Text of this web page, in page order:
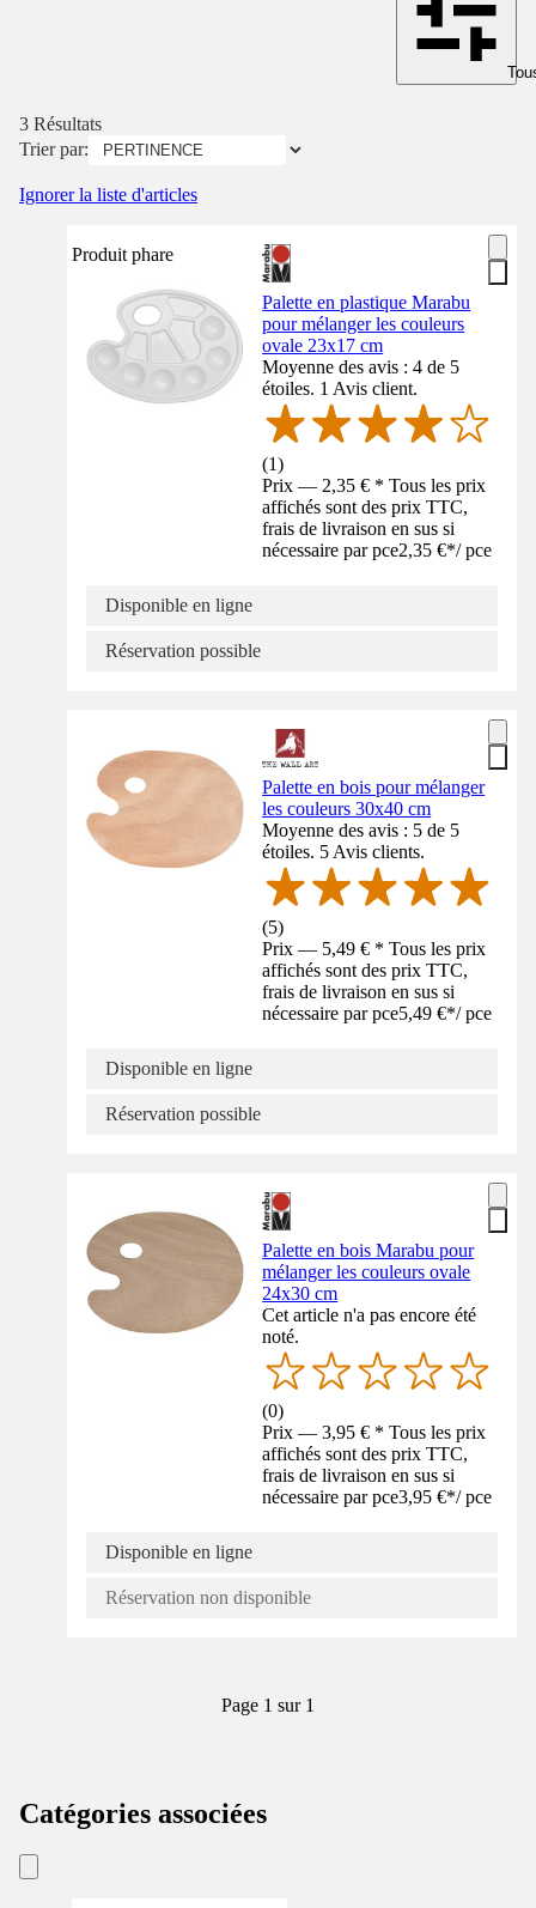
3 Résultats
Trier par:
Ignorer la liste d'articles
Produit phare
Palette en plastique Marabu
pour mélanger les couleurs
ovale 23x17 cm
Moyenne des avis : 4 de 5
étoiles. 1 Avis client.
(1)
Prix — 2,35 € * Tous les prix
affichés sont des prix TTC,
frais de livraison en sus si
nécessaire par pce2,35 €*/ pce
Disponible en ligne
Réservation possible
Palette en bois pour mélanger
les couleurs 30x40 cm
Moyenne des avis : 5 de 5
étoiles. 5 Avis clients.
(5)
Prix — 5,49 € * Tous les prix
affichés sont des prix TTC,
frais de livraison en sus si
nécessaire par pce5,49 €*/ pce
Disponible en ligne
Réservation possible
Palette en bois Marabu pour
mélanger les couleurs ovale
24x30 cm
Cet article n'a pas encore été
noté.
(0)
Prix — 3,95 € * Tous les prix
affichés sont des prix TTC,
frais de livraison en sus si
nécessaire par pce3,95 €*/ pce
Disponible en ligne
Réservation non disponible
Page 1 sur 1
Catégories associées